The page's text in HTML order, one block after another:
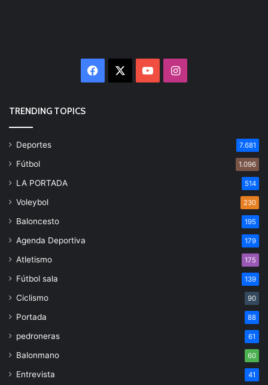
Facebook YouTubeInstagram
TRENDING TOPICS
Deportes 7.681
Fútbol 1.096
LA PORTADA 514
Voleybol 230
Baloncesto 195
Agenda Deportiva 179
Atletismo 175
Fútbol sala 139
Ciclismo 90
Portada 88
pedroneras 61
Balonmano 60
Entrevista 41